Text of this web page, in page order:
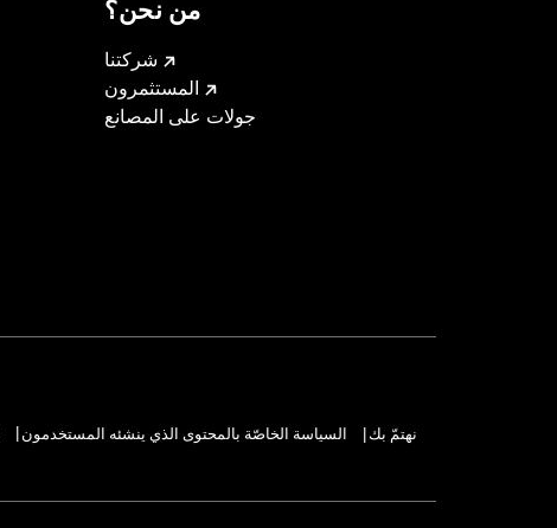
من نحن؟
شركتنا
المستثمرون
جولات على المصانع
السياسة الخاصّة بالمحتوى الذي ينشئه المستخدمون نهتمّ بك